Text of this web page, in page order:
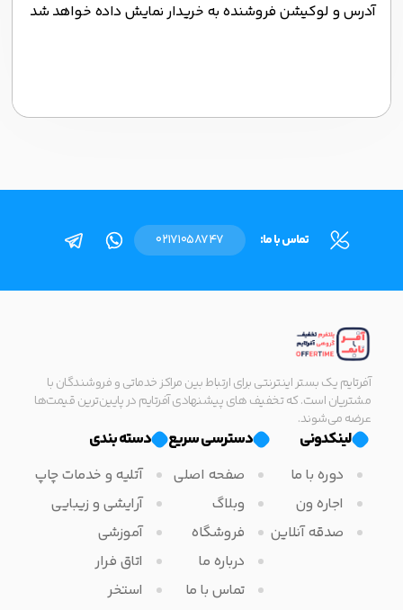
آدرس و لوکیشن فروشنده به خریدار نمایش داده خواهد شد
تماس با ما: 02171058747
آفرتایم یک بستر اینترنتی برای ارتباط بین مراکز خدماتی و فروشندگان با
مشتریان است. که تخفیف های پیشنهادی آفرتایم در پایین‌ترین قیمت‌ها
عرضه می‌شوند.
لینکدونی
دوره با ما
اجاره ون
صدقه آنلاین
دسترسی سریع
صفحه اصلی
وبلاگ
فروشگاه
درباره ما
تماس با ما
دسته بندی
آتلیه و خدمات چاپ
آرایشی و زیبایی
آموزشی
اتاق فرار
استخر